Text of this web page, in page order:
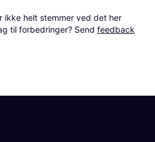
ikke helt stemmer ved det her
til forbedringer? Send feedback